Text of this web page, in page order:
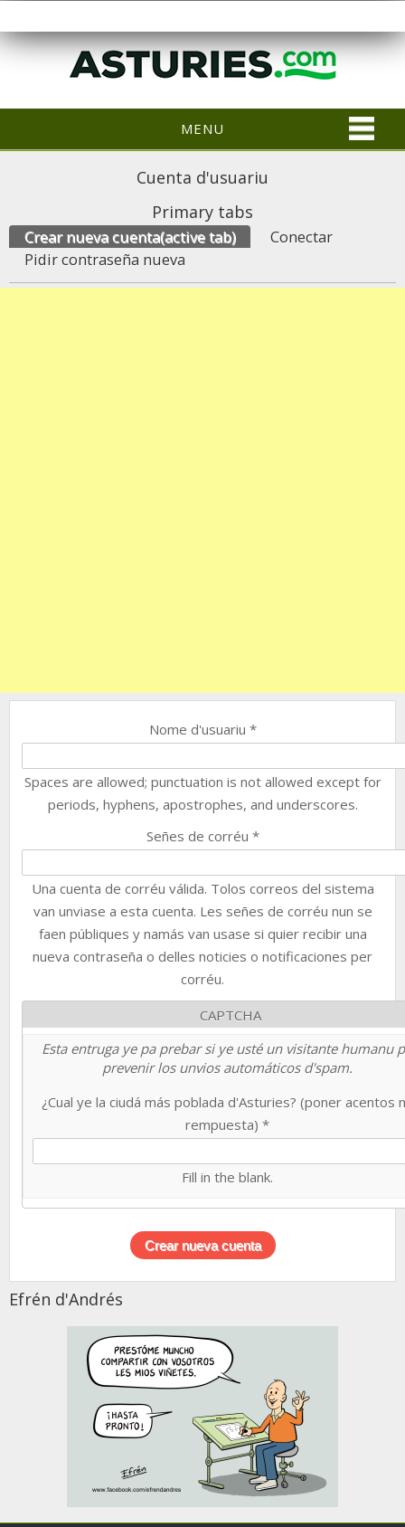
MENU
Cuenta d'usuariu
Primary tabs
Crear nueva cuenta(active tab)
Conectar
Pidir contraseña nueva
Nome d'usuariu *
Spaces are allowed; punctuation is not allowed except for
periods, hyphens, apostrophes, and underscores.
Señes de corréu *
Una cuenta de corréu válida. Tolos correos del sistema
van unviase a esta cuenta. Les señes de corréu nun se
faen públiques y namás van usase si quier recibir una
nueva contraseña o delles noticies o notificaciones per
corréu.
CAPTCHA
Esta entruga ye pa prebar si ye usté un visitante humanu
prevenir los unvios automáticos d'spam.
¿Cual ye la ciudá más poblada d'Asturies? (poner acentos
rempuesta) *
Fill in the blank.
Efrén d'Andrés